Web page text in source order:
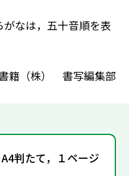
なは，五十音順を表
籍（株） 書写編集部
A4判たて，１ページ